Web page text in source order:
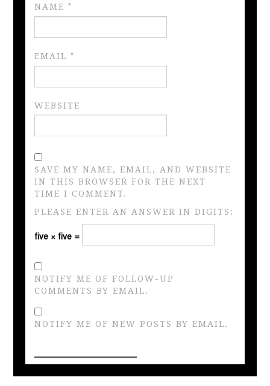
NAME*
EMAIL*
WEBSITE
SAVE MY NAME, EMAIL, AND WEBSITE
IN THIS BROWSER FOR THE NEXT
TIME I COMMENT.
PLEASE ENTER AN ANSWER IN DIGITS:
five × five =
NOTIFY ME OF FOLLOW-UP
COMMENTS BY EMAIL.
NOTIFY ME OF NEW POSTS BY EMAIL.